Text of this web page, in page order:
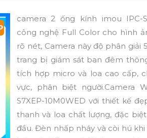
camera 2 ống kính imou IPC-
công nghệ Full Color cho hình
rõ nét, Camera này độ phân giải
trang bị giám sát ban đêm
tích hợp micro và loa cao cấp,
vực, phân biệt người.Camera
S7XEP-10M0WED với thiết kế
thanh và loa chất lượng, đặc
đầu. Đèn nhấp nháy và còi hú